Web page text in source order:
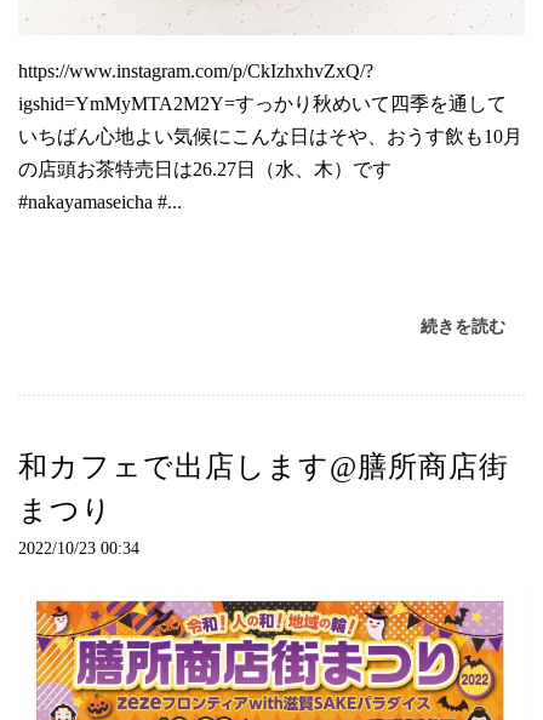
https://www.instagram.com/p/CkIzhxhvZxQ/?
igshid=YmMyMTA2M2Y=すっかり秋めいて四季を通して
いちばん心地よい気候にこんな日はそや、おうす飲も10月
の店頭お茶特売日は26.27日（水、木）です
#nakayamaseicha #...
続きを読む
和カフェで出店します@膳所商店街
まつり
2022/10/23 00:34